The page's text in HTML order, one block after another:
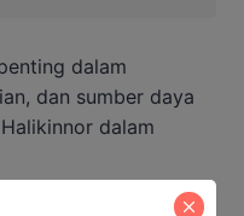
dalam
dan sumber daya
dalam